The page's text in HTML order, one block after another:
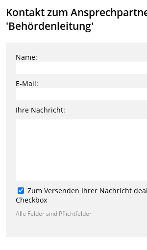
Kontakt zum
'Behördenleitung'
Name:
E-Mail:
Ihre Nachricht:
Zum Versenden Ihrer Nachricht
Checkbox
Alle Felder sind Pflichtfelder